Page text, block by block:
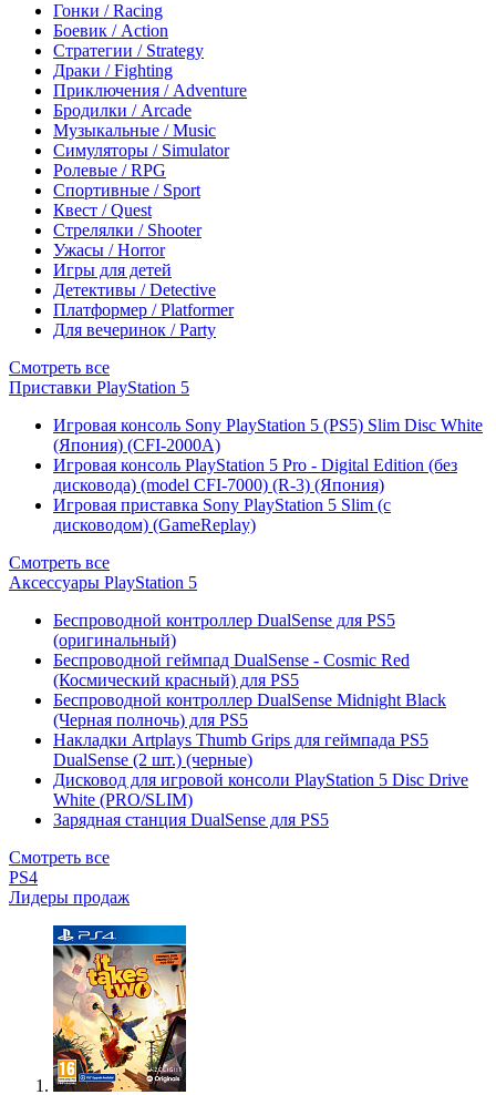
Гонки / Racing
Боевик / Action
Стратегии / Strategy
Драки / Fighting
Приключения / Adventure
Бродилки / Arcade
Музыкальные / Music
Симуляторы / Simulator
Ролевые / RPG
Спортивные / Sport
Квест / Quest
Стрелялки / Shooter
Ужасы / Horror
Игры для детей
Детективы / Detective
Платформер / Platformer
Для вечеринок / Party
Смотреть все
Приставки PlayStation 5
Игровая консоль Sony PlayStation 5 (PS5) Slim Disc White
(Япония) (CFI-2000A)
Игровая консоль PlayStation 5 Pro - Digital Edition (без
дисковода) (model CFI-7000) (R-3) (Япония)
Игровая приставка Sony PlayStation 5 Slim (с
дисководом) (GameReplay)
Смотреть все
Аксессуары PlayStation 5
Беспроводной контроллер DualSense для PS5
(оригинальный)
Беспроводной геймпад DualSense - Cosmic Red
(Космический красный) для PS5
Беспроводной контроллер DualSense Midnight Black
(Черная полночь) для PS5
Накладки Artplays Thumb Grips для геймпада PS5
DualSense (2 шт.) (черные)
Дисковод для игровой консоли PlayStation 5 Disc Drive
White (PRO/SLIM)
Зарядная станция DualSense для PS5
Смотреть все
PS4
Лидеры продаж